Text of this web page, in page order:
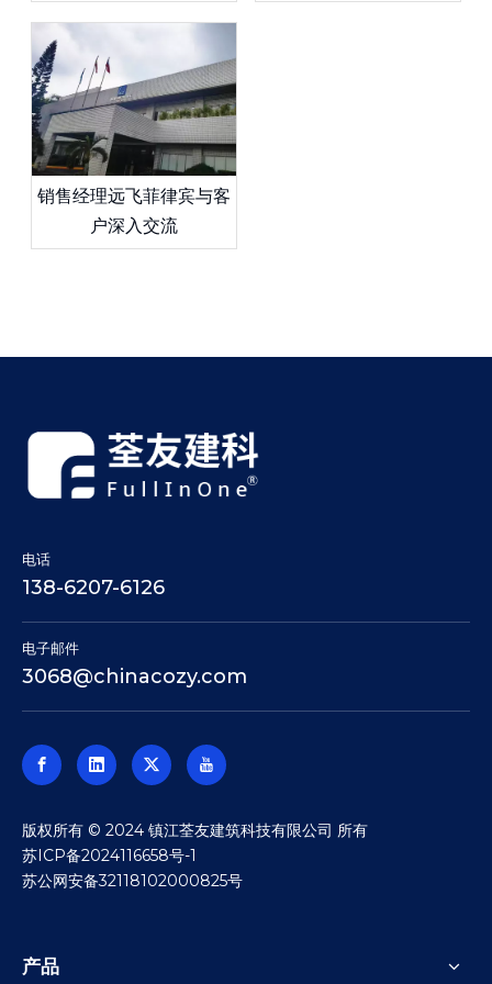
销售经理远飞菲律宾与客
户深入交流
电话
138-6207-6126
电子邮件
3068@chinacozy.com
​版权所有 © 2024 镇江荃友建筑科技有限公司 所有
苏ICP备2024116658号-1
苏公网安备32118102000825号
产品